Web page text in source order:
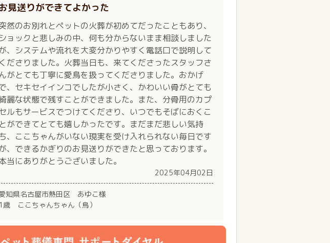
見送りができてよかった
然のお別れとペットの火葬が初めてだったこともあり、
ショックと悲しみの中、何も分からないまま相談しました
が、システムや流れを大変分かりやすく電話口で説明して
くださりました。火葬当日も、来てくださったスタッフさ
がとても丁寧に愛鳥を扱ってくださりました。おかげ
、セキセイインコでしたが小さく、かわいい骨がとても
麗な状態で残すことができました。また、分骨用のカプ
ルもサービスでつけてくださり、いつでもそばにおくこ
とができてとても嬉しかったです。まだまだ悲しい気持
ち、ここちゃんがいない現実を受け入れられない毎日です
が、できるかぎりのお見送りができたと思っております。
当にありがとうございました。
2025年04月02日
知県名古屋市熱田区 あゆこ様
1歳 ここちゃんちゃん（鳥）